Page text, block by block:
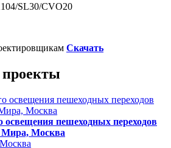
SL30/CVO20
Скачать
освещения пешеходных переходов
Москва